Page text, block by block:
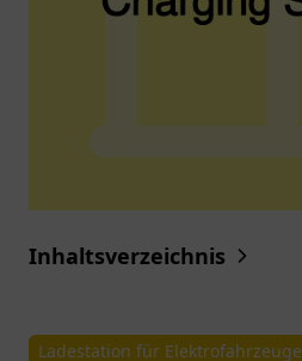
Inhaltsverzeichnis
Ladestation für Elektrofahrzeuge